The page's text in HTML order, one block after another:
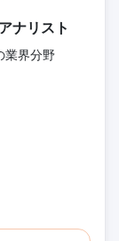
ナリスト
業界分野